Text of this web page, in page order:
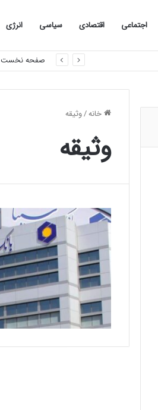
اجتماعی اقتصادی سیاسی انرژی
صفحه نخست
خانه/وثیقه
وثیقه